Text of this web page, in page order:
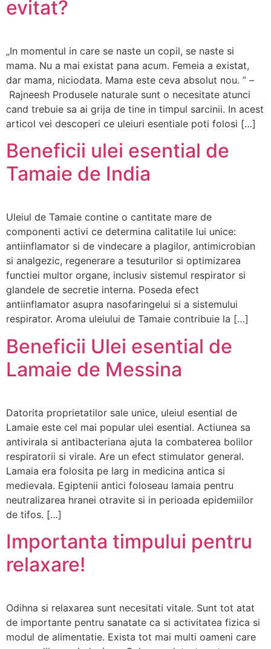
evitat?
„In momentul in care se naste un copil, se naste si
mama. Nu a mai existat pana acum. Femeia a existat,
dar mama, niciodata. Mama este ceva absolut nou. ” –
Rajneesh Produsele naturale sunt o necesitate atunci
cand trebuie sa ai grija de tine in timpul sarcinii. In acest
articol vei descoperi ce uleiuri esentiale poti folosi […]
Beneficii ulei esential de
Tamaie de India
Uleiul de Tamaie contine o cantitate mare de
componenti activi ce determina calitatile lui unice:
antiinflamator si de vindecare a plagilor, antimicrobian
si analgezic, regenerare a tesuturilor si optimizarea
functiei multor organe, inclusiv sistemul respirator si
glandele de secretie interna. Poseda efect
antiinflamator asupra nasofaringelui si a sistemului
respirator. Aroma uleiului de Tamaie contribuie la […]
Beneficii Ulei esential de
Lamaie de Messina
Datorita proprietatilor sale unice, uleiul esential de
Lamaie este cel mai popular ulei esential. Actiunea sa
antivirala si antibacteriana ajuta la combaterea bolilor
respiratorii si virale. Are un efect stimulator general.
Lamaia era folosita pe larg in medicina antica si
medievala. Egiptenii antici foloseau lamaia pentru
neutralizarea hranei otravite si in perioada epidemiilor
de tifos. […]
Importanta timpului pentru
relaxare!
Odihna si relaxarea sunt necesitati vitale. Sunt tot atat
de importante pentru sanatate ca si activitatea fizica si
modul de alimentatie. Exista tot mai multi oameni care